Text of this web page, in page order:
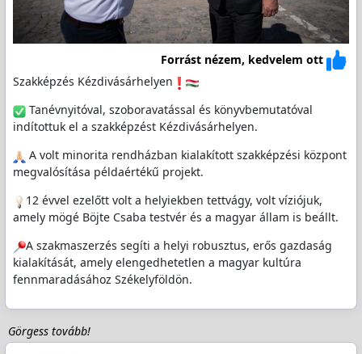
Forrást nézem, kedvelem ott
Szakképzés Kézdivásárhelyen
Tanévnyitóval, szoboravatással és könyvbemutatóval
indítottuk el a szakképzést Kézdivásárhelyen.
A volt minorita rendházban kialakított szakképzési központ
megvalósítása példaértékű projekt.
12 évvel ezelőtt volt a helyiekben tettvágy, volt víziójuk,
amely mögé Böjte Csaba testvér és a magyar állam is beállt.
A szakmaszerzés segíti a helyi robusztus, erős gazdaság
kialakítását, amely elengedhetetlen a magyar kultúra
fennmaradásához Székelyföldön.
Görgess tovább!